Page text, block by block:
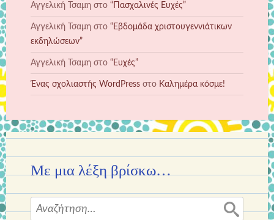
Αγγελική Τσαμη στο “Πασχαλινές Ευχές”
Αγγελική Τσαμη στο “Εβδομάδα χριστουγεννιάτικων
εκδηλώσεων”
Αγγελική Τσαμη στο “Ευχές”
Ένας σχολιαστής WordPress στο Καλημέρα κόσμε!
Με μια λέξη βρίσκω…
Αναζήτηση